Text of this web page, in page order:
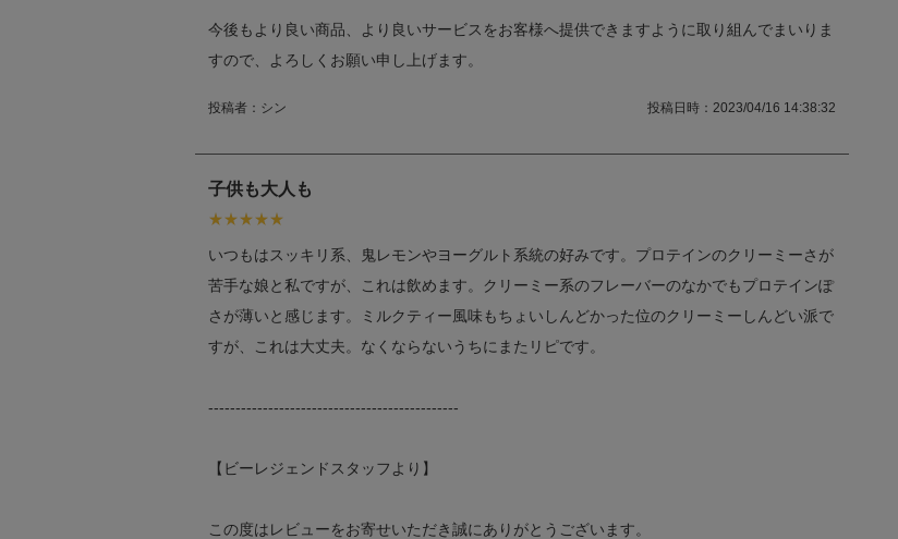
今後もより良い商品、より良いサービスをお客様へ提供できますように取り組んでまいりま
すので、よろしくお願い申し上げます。
投稿者： シン 投稿日時：2023/04/16 14:38:32
子供も大人も
いつもはスッキリ系、鬼レモンやヨーグルト系統の好みです。プロテインのクリーミーさが
苦手な娘と私ですが、これは飲めます。クリーミー系のフレーバーのなかでもプロテインぽ
さが薄いと感じます。ミルクティー風味もちょいしんどかった位のクリーミーしんどい派で
すが、これは大丈夫。なくならないうちにまたリピです。
----------------------------------------------
【ビーレジェンドスタッフより】
この度はレビューをお寄せいただき誠にありがとうございます。